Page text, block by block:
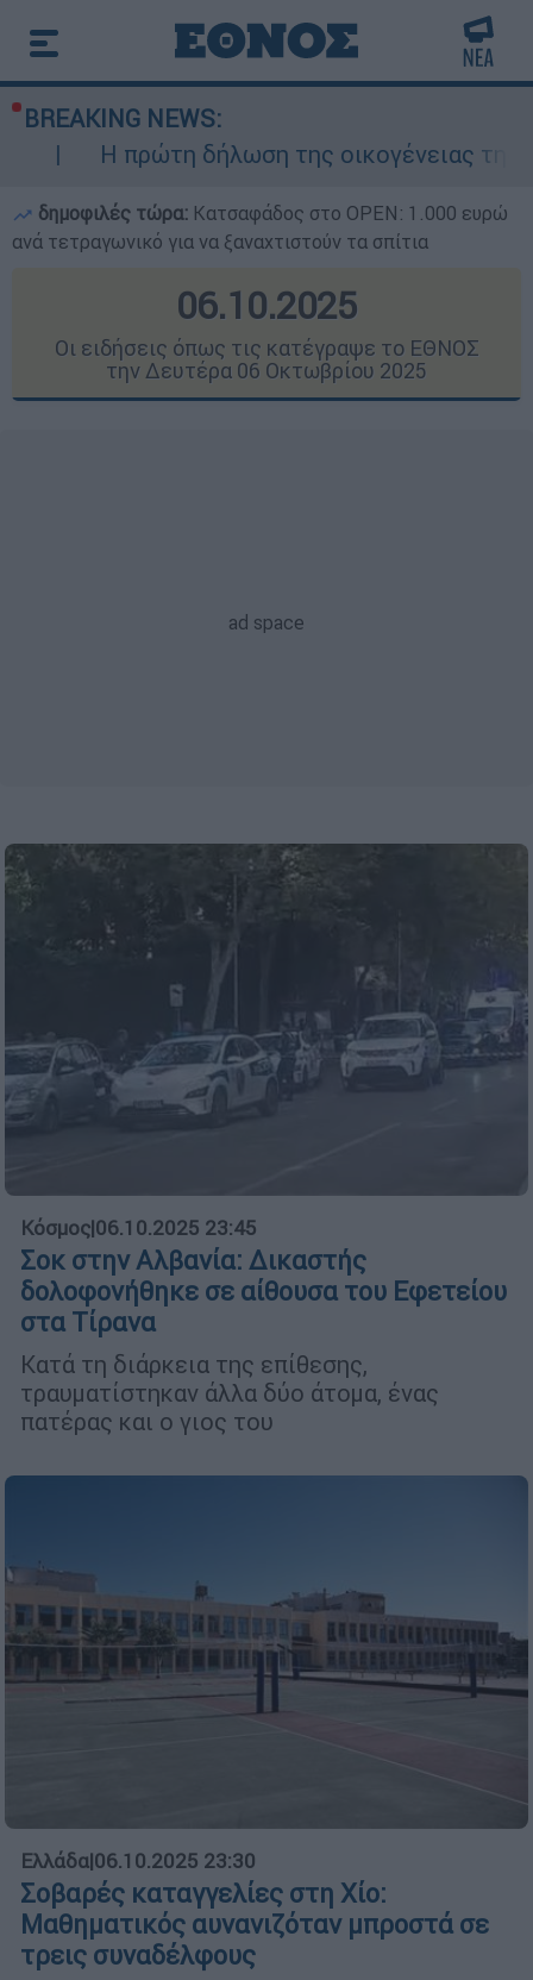
BREAKING NEWS:
δήλωση της οικογένειας της 38χρονης
δημοφιλές τώρα: Κατσαφάδος στο OPEN: 1.000 ευρώ
ανά τετραγωνικό για να ξαναχτιστούν τα σπίτια
06.10.2025
Οι ειδήσεις όπως τις κατέγραψε το ΕΘΝΟΣ
την Δευτέρα 06 Οκτωβρίου 2025
Κόσμος|06.10.2025 23:45
Σοκ στην Αλβανία: Δικαστής
δολοφονήθηκε σε αίθουσα του Εφετείου
στα Τίρανα
Κατά τη διάρκεια της επίθεσης,
τραυματίστηκαν άλλα δύο άτομα, ένας
πατέρας και ο γιος του
Ελλάδα|06.10.2025 23:30
Σοβαρές καταγγελίες στη Χίο:
Μαθηματικός αυνανιζόταν μπροστά σε
τρεις συναδέλφους